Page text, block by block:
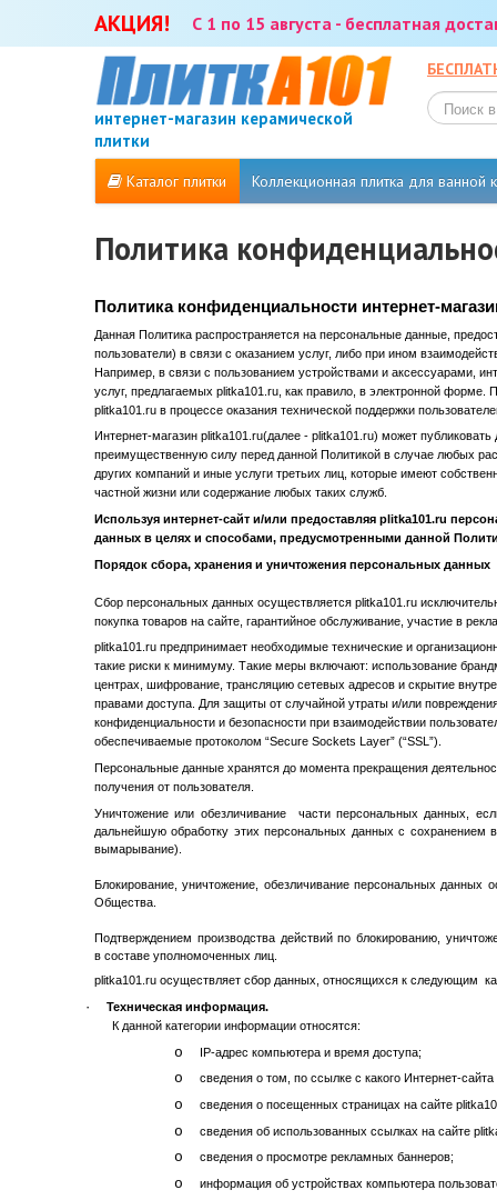
АКЦИЯ! С 1 по 15 августа - бесплатная
интернет-магазин керамической
плитки
Каталог плитки Коллекционная плитка для ванной
Политика
Политика конфиденциальности интернет-
Данная Политика распространяется на персональные данные,
пользователи) в связи с оказанием услуг, либо при ином
Например, в связи с пользованием устройствами и аксессуарами,
услуг, предлагаемых plitka101.ru, как правило, в электронной
plitka101.ru в процессе оказания технической поддержки
Интернет-магазин plitka101.ru(далее - plitka101.ru) может
преимущественную силу перед данной Политикой в случае любых
других компаний и иные услуги третьих лиц, которые имеют
частной жизни или содержание любых таких служб.
Используя интернет-сайт и/или предоставляя plitka101.ru
данных в целях и способами, предусмотренными данной
Порядок сбора, хранения и уничтожения персональных данных
Сбор персональных данных осуществляется plitka101.ru
покупка товаров на сайте, гарантийное обслуживание, участие в
plitka101.ru предпринимает необходимые технические и
такие риски к минимуму. Такие меры включают: использование
центрах, шифрование, трансляцию сетевых адресов и скрытие
правами доступа. Для защиты от случайной утраты и/или
конфиденциальности и безопасности при взаимодействии
обеспечиваемые протоколом “Secure Sockets Layer” (“SSL”).
Персональные данные хранятся до момента прекращения
получения от пользователя.
Уничтожение или обезличивание части персональных данных,
дальнейшую обработку этих персональных данных с
вымарывание).
Блокирование, уничтожение, обезличивание персональных
Общества.
Подтверждением производства действий по блокированию,
в составе уполномоченных лиц.
plitka101.ru осуществляет сбор данных, относящихся к следующим
·
Техническая информация.
К данной категории информации относятся:
o IP-адрес компьютера и время доступа;
o сведения о том, по ссылке с какого Интернет-
o сведения о посещенных страницах на сайте
o сведения об использованных ссылках на сайте
o сведения о просмотре рекламных баннеров;
o информация об устройствах компьютера